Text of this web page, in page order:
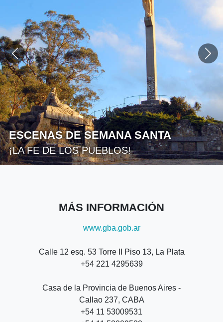
ESCENAS DE SEMANA SANTA
¡LA FE DE LOS PUEBLOS!
MÁS INFORMACIÓN
www.gba.gob.ar
Calle 12 esq. 53 Torre II Piso 13, La Plata
+54 221 4295639
Casa de la Provincia de Buenos Aires -
Callao 237, CABA
+54 11 53009531